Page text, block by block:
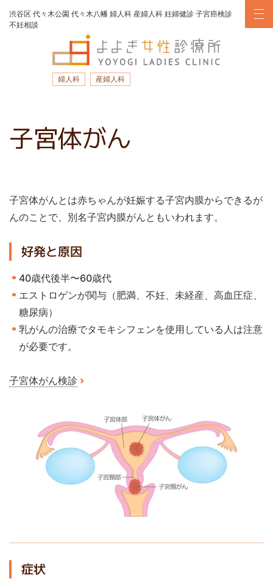
婦人科 産婦人科
渋谷区 代々木公園 代々木八幡 婦人科 産婦人科 妊婦健診 子宮癌検診
不妊相談
子宮体がん
子宮体がんとは赤ちゃんが妊娠する子宮内膜からできるが
んのことで、別名子宮内膜がんともいわれます。
好発と原因
40歳代後半〜60歳代
エストロゲンが関与（肥満、不妊、未経産、高血圧症、
糖尿病）
乳がんの治療でタモキシフェンを使用している人は注意
が必要です。
子宮体がん検診
症状